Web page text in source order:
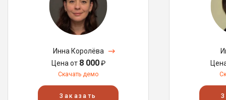
Инна Королёва
Цена от 8 000₽
Скачать демо
Заказать